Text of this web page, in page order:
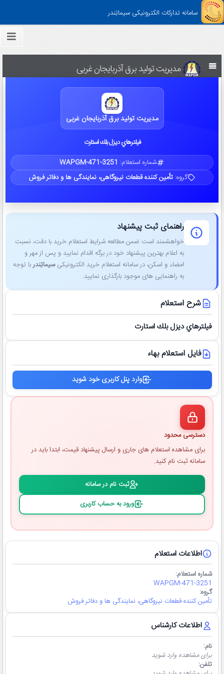
سامانه تدارکات الکترونیکی سیماتِندر
مدیریت تولید برق آذربایجان غربی
مدیریت تولید برق آذربایجان غربی
فيلترهاي ديزل بلك استارت
شماره استعلام: WAPGM-471-3251
گروه:تأمین کننده قطعات نیروگاهی، نمایندگی ها و دفاتر فروش
اطلاعات استعلام
شماره استعلام:
WAPGM-471-3251
گروه:
تأمین کننده قطعات نیروگاهی، نمایندگی ها و دفاتر فروش
اطلاعات کارشناس
نام:
برای مشاهده وارد شوید
تلفن:
راهنمای ثبت پیشنهاد
خواهشمند است ضمن مطالعه شرایط استعلام خرید با دقت، نسبت
به اعلام بهترین پیشنهاد خود در برگه اقدام نمایید و پس از مهر و
امضاء و اسکن، در سامانه استعلام خرید الکترونیکیسیماتِندربا توجه
به راهنمایی ‌های موجود بارگذاری نمایید.
شرح استعلام
فيلترهاي ديزل بلك استارت
فایل استعلام بهاء
وارد پنل کاربری خود شوید
دسترسی محدود
برای مشاهده استعلام ‌های جاری و ارسال پیشنهاد قیمت، ابتدا باید در
سامانه ثبت ‌نام کنید.
ثبت ‌نام در سامانه
ورود به حساب کاربری